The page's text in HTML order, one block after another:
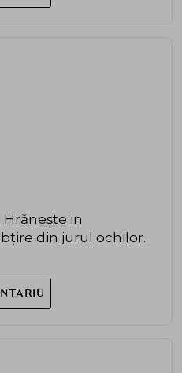
Hrănește in
din jurul ochilor.